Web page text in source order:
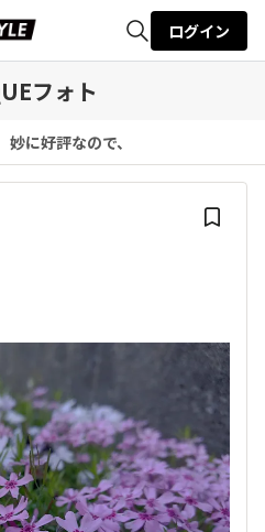
検索
ログイン
フォト
妙に好評なので、